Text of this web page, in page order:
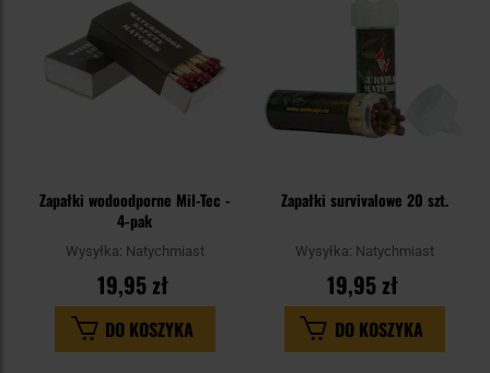
Zapałki wodoodporne Mil-Tec -
4-pak
Wysyłka: Natychmiast
19,95 zł
DO KOSZYKA
Zapałki survivalowe 20 szt.
Wysyłka: Natychmiast
19,95 zł
DO KOSZYKA